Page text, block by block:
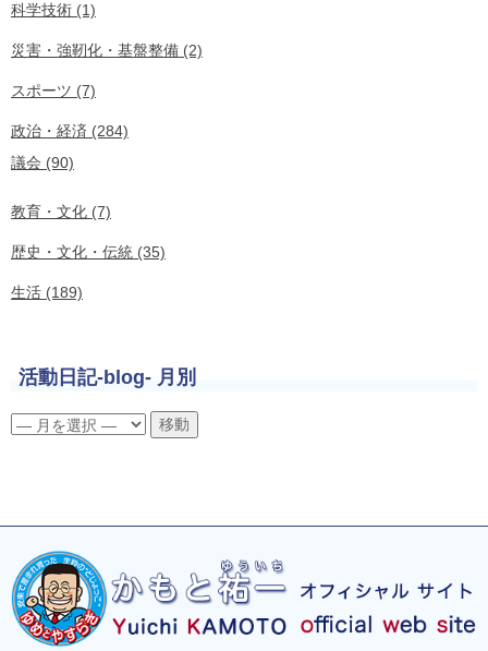
科学技術 (1)
災害・強靭化・基盤整備 (2)
スポーツ (7)
政治・経済 (284)
議会 (90)
教育・文化 (7)
歴史・文化・伝統 (35)
生活 (189)
活動日記-blog- 月別